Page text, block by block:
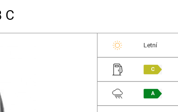
C
Letní
C
A